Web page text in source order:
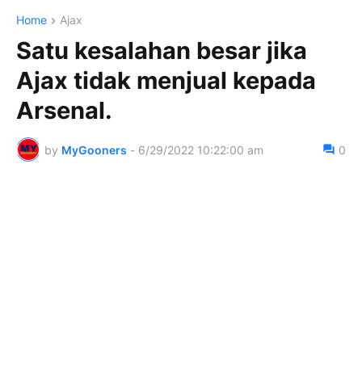
Home Ajax
Satu kesalahan besar jika
Ajax tidak menjual kepada
Arsenal.
by MyGooners - 6/29/2022 10:22:00 am 0